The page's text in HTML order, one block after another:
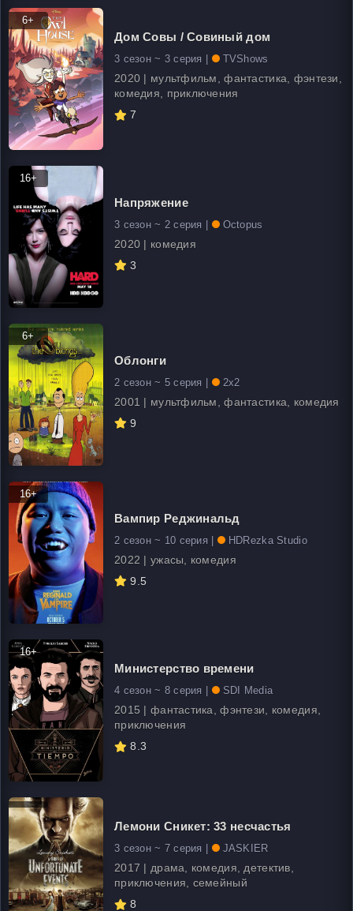
6+
Дом Совы / Совиный дом
3 сезон ~ 3 серия | TVShows
2020 | мультфильм, фантастика, фэнтези,
комедия, приключения
7
16+
Напряжение
3 сезон ~ 2 серия | Octopus
2020 | комедия
3
6+
Облонги
2 сезон ~ 5 серия | 2x2
2001 | мультфильм, фантастика, комедия
9
16+
Вампир Реджинальд
2 сезон ~ 10 серия | HDRezka Studio
2022 | ужасы, комедия
9.5
16+
Министерство времени
4 сезон ~ 8 серия | SDI Media
2015 | фантастика, фэнтези, комедия,
приключения
8.3
Лемони Сникет: 33 несчастья
3 сезон ~ 7 серия | JASKIER
2017 | драма, комедия, детектив,
приключения, семейный
8